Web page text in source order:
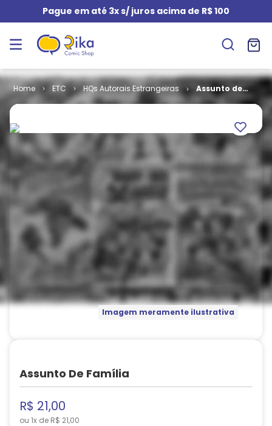
Pague em até 3x s/ juros acima de R$ 100
ETC HQs Autorais Estrangeiras
Assunto de
Família
Imagem meramente ilustrativa
Assunto De Família
R$ 21,00
ou 1x de R$ 21,00